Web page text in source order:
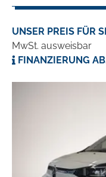
UNSER PREIS FÜR
MwSt. ausweisbar
FINANZIERUNG